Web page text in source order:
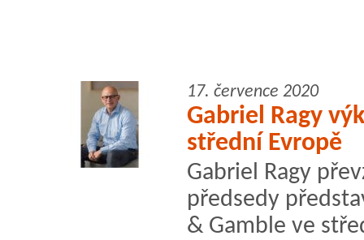
17. července 2020
Gabriel Ragy
střední Evropě
Gabriel Ragy
předsedy
& Gamble ve